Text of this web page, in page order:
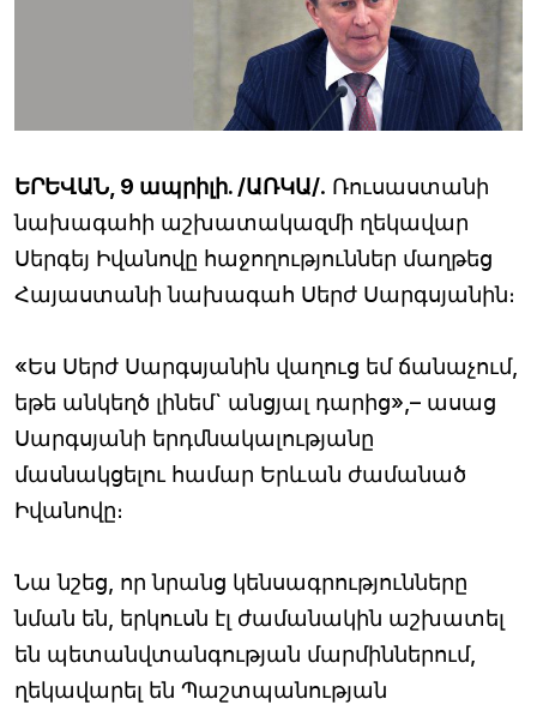
ԵՐԵՎԱՆ, 9 ապրիլի. /ԱՌԿԱ/. Ռուսաստանի
նախագահի աշխատակազմի ղեկավար
Սերգեյ Իվանովը հաջողություններ մաղթեց
Հայաստանի նախագահ Սերժ Սարգսյանին։
«Ես Սերժ Սարգսյանին վաղուց եմ ճանաչում,
եթե անկեղծ լինեմ` անցյալ դարից»,– ասաց
Սարգսյանի երդմնակալությանը
մասնակցելու համար Երևան ժամանած
Իվանովը։
Նա նշեց, որ նրանց կենսագրությունները
նման են, երկուսն էլ ժամանակին աշխատել
են պետանվտանգության մարմիններում,
ղեկավարել են Պաշտպանության